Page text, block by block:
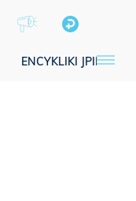
ENCYKLIKI JPII